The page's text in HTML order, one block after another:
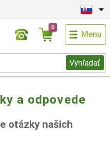
Vyhľadať
0
Menu
a odpovede
otázky našich